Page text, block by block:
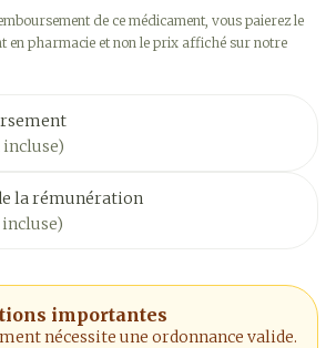
de ce médicament, vous paierez le
en pharmacie et non le prix affiché sur notre
incluse)
la rémunération
incluse)
importantes
nécessite une ordonnance valide.